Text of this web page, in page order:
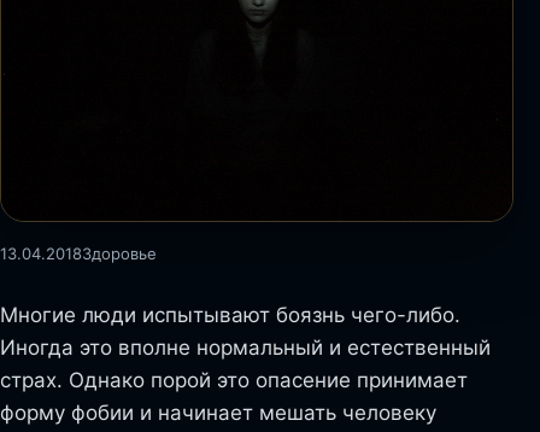
13.04.2018Здоровье
Многие люди испытывают боязнь чего-либо.
Иногда это вполне нормальный и естественный
страх. Однако порой это опасение принимает
форму фобии и начинает мешать человеку